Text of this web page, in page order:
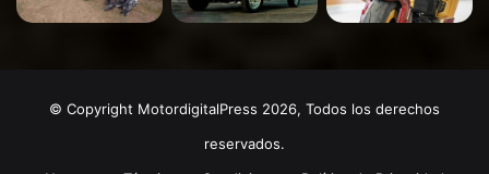
© Copyright MotordigitalPress 2026, Todos los derechos
reservados.